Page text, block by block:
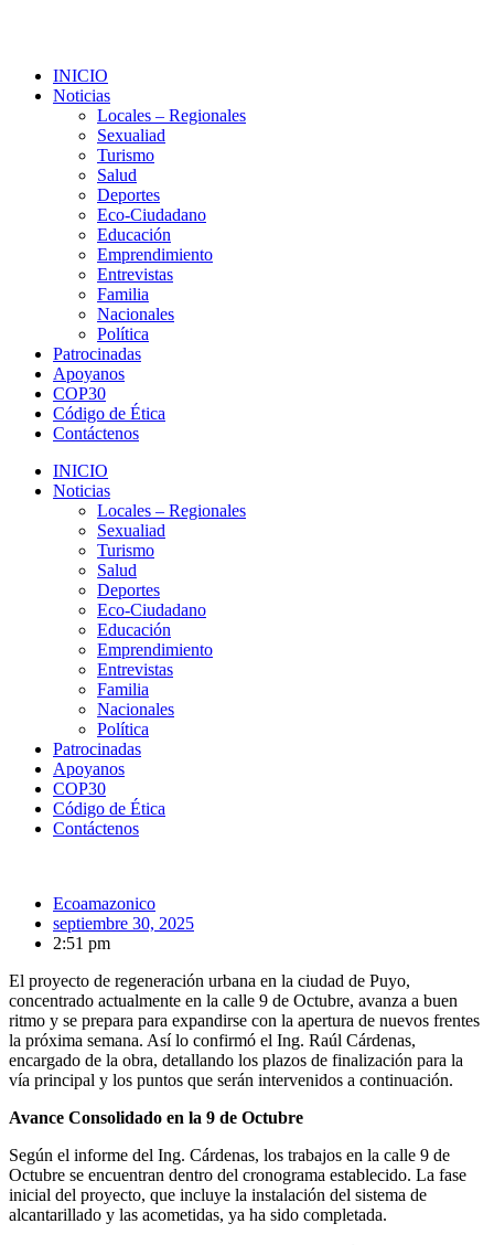
INICIO
Noticias
Locales – Regionales
Sexualiad
Turismo
Salud
Deportes
Eco-Ciudadano
Educación
Emprendimiento
Entrevistas
Familia
Nacionales
Política
Patrocinadas
Apoyanos
COP30
Código de Ética
Contáctenos
INICIO
Noticias
Locales – Regionales
Sexualiad
Turismo
Salud
Deportes
Eco-Ciudadano
Educación
Emprendimiento
Entrevistas
Familia
Nacionales
Política
Patrocinadas
Apoyanos
COP30
Código de Ética
Contáctenos
Ecoamazonico
septiembre 30, 2025
2:51 pm
El proyecto de regeneración urbana en la ciudad de Puyo,
concentrado actualmente en la calle 9 de Octubre, avanza a buen
ritmo y se prepara para expandirse con la apertura de nuevos frentes
la próxima semana. Así lo confirmó el Ing. Raúl Cárdenas,
encargado de la obra, detallando los plazos de finalización para la
vía principal y los puntos que serán intervenidos a continuación.
Avance Consolidado en la 9 de Octubre
Según el informe del Ing. Cárdenas, los trabajos en la calle 9 de
Octubre se encuentran dentro del cronograma establecido. La fase
inicial del proyecto, que incluye la instalación del sistema de
alcantarillado y las acometidas, ya ha sido completada.